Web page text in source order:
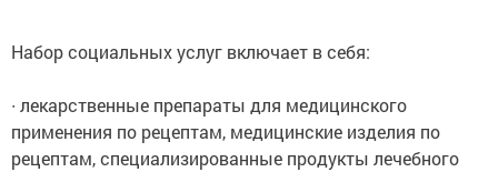
Набор социальных услуг включает в себя:
∙ лекарственные препараты для медицинского
применения по рецептам, медицинские изделия по
рецептам, специализированные продукты лечебного